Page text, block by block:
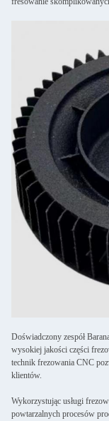
Doświadczony zespół
wysokiej jakości części
technik frezowania CNC
klientów.
Wykorzystując usługi
powtarzalnych procesów